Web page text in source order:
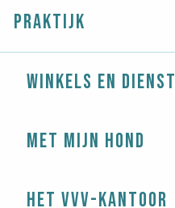
Praktijk
Winkels en
Met mijn hond
Het VVV-kantoor